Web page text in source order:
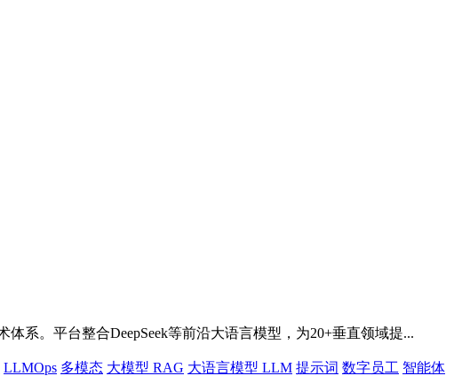
系。平台整合DeepSeek等前沿大语言模型，为20+垂直领域提...
LLMOps 多模态 大模型 RAG 大语言模型 LLM 提示词 数字员工 智能体